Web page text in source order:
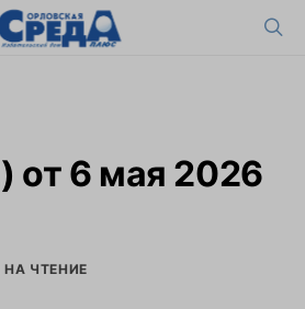
от 6 мая 2026
НА ЧТЕНИЕ